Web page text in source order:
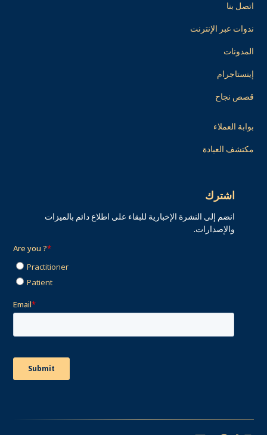
اتصل بنا
ندوات عبر الإنترنت
المدونات
إينستاجرام
قصص نجاح
بوابة العملاء
مكتشف العيادة
اشترك
انضم إلى النشرة الإخبارية للبقاء على اطلاع دائم بالميزات
والإصدارات.